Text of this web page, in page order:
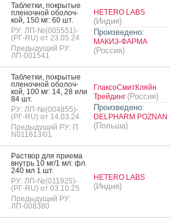
Таб­летки, пок­ры­тые
пле­ноч­ной обо­лоч­
кой, 150 мг: 60 шт.
РУ: ЛП-№(005551)-
(РГ-RU) от 23.05.24
Предыдущий РУ:
ЛП-001541
HETERO LABS
(Индия)
Произведено:
МАКИЗ-ФАРМА
(Россия)
Таб­летки, пок­ры­тые
пле­ноч­ной обо­лоч­
кой, 100 мг: 14, 28 или
84 шт.
РУ: ЛП-№(004855)-
(РГ-RU) от 14.03.24
Предыдущий РУ: П
N011613/01
ГлаксоСмитКляйн
Трейдинг (Россия)
Произведено:
DELPHARM POZNAN
(Польша)
Рас­твор для при­ема
внутрь 10 мг/1 мл: фл.
240 мл 1 шт.
РУ: ЛП-№(011925)-
(РГ-RU) от 03.10.25
Предыдущий РУ:
ЛП-008380
HETERO LABS
(Индия)